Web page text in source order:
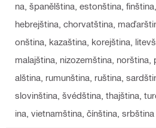
na, španělština, estonština,
hebrejština, chorvatština,
onština, kazaština, korejština,
malajština, nizozemština, norština,
alština, rumunština, ruština,
slovinština, švédština, thajština,
ina, vietnamština, čínština, srbština